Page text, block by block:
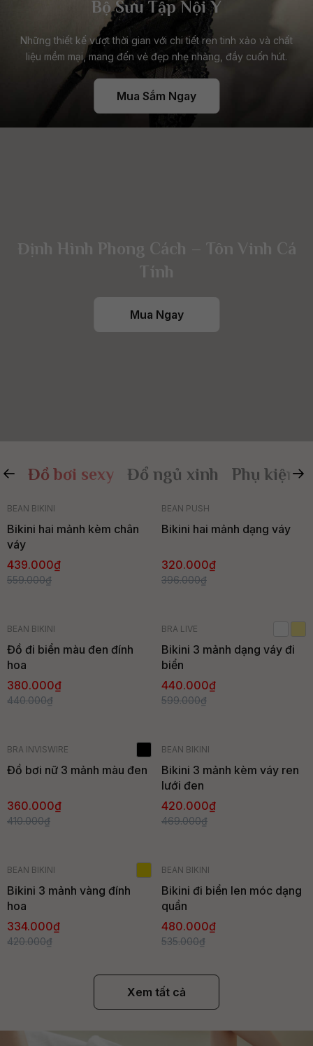
Bộ Sưu Tập Nội Y
Những thiết kế vượt thời gian với chi tiết ren tinh xảo và chất
liệu mềm mại, mang đến vẻ đẹp nhẹ nhàng, đầy cuốn hút.
Mua Sắm Ngay
Định Hình Phong Cách – Tôn Vinh Cá
Tính
Mua Ngay
Đồ bơi sexy Đổ ngủ xinh Phụ kiện
- 21%
BEAN BIKINI
Bikini hai mảnh kèm chân
váy
439.000₫
559.000₫
- 19%
Hàng mới
BEAN PUSH
Bikini hai mảnh dạng váy
320.000₫
396.000₫
- 14%
Hàng mới
BEAN BIKINI
Đồ đi biển màu đen đính
hoa
380.000₫
440.000₫
- 27%
Bán chạy
BRA LIVE
Bikini 3 mảnh dạng váy đi
biển
440.000₫
599.000₫
- 12%
Bán chạy
BRA INVISWIRE
Đồ bơi nữ 3 mảnh màu đen
360.000₫
410.000₫
- 10%
Bán chạy
BEAN BIKINI
Bikini 3 mảnh kèm váy ren
lưới đen
420.000₫
469.000₫
- 20%
BEAN BIKINI
Bikini 3 mảnh vàng đính
hoa
334.000₫
420.000₫
- 10%
Hàng mới
BEAN BIKINI
Bikini đi biển len móc dạng
quần
480.000₫
535.000₫
Xem tất cả